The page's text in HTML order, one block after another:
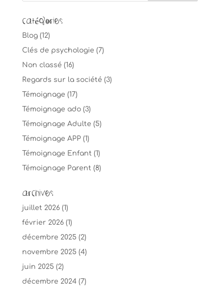
Catégories
Blog(12)
Clés de psychologie (7)
Non classé (16)
Regards sur la société (3)
Témoignage (17)
Témoignage ado(3)
Témoignage Adulte (5)
Témoignage APP(1)
Témoignage Enfant (1)
Témoignage Parent (8)
Archives
juillet 2026(1)
février 2026(1)
décembre 2025 (2)
novembre 2025 (4)
juin 2025 (2)
décembre 2024(7)